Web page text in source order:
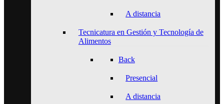
A distancia
Tecnicatura en Gestión y Tecnología de
Alimentos
Back
Presencial
A distancia